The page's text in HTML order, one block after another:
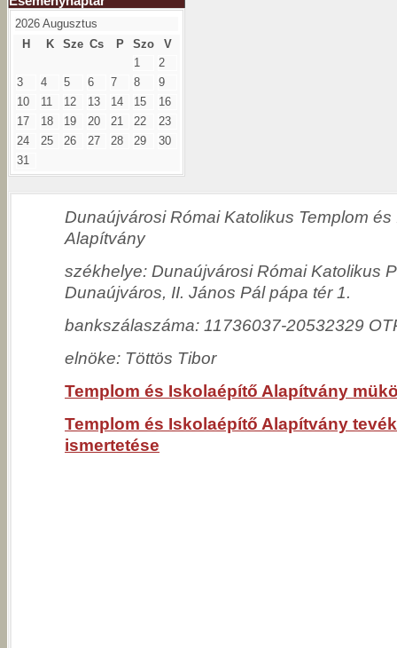
2026 Augusztus
H
K Sze Cs P Szo
V
1
2
3
4 5 6 7 8
9
10
11 12 13 14 15
16
17
18 19 20 21 22
23
24
25 26 27 28 29
30
31
Dunaújvárosi Római Katolikus Templom
Alapítvány
székhelye: Dunaújvárosi Római Katolikus
Dunaújváros, II. János Pál pápa tér 1.
bankszálaszáma: 11736037-20532329
elnöke: Töttös Tibor
Templom és Iskolaépítő Alapítvány
Templom és Iskolaépítő Alapítvány
ismertetése